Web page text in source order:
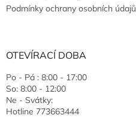
Podmínky ochrany osobních údajů
OTEVÍRACÍ DOBA
Po - Pá : 8:00 - 17:00
So: 8:00 - 12:00
Ne - Svátky:
Hotline 773663444